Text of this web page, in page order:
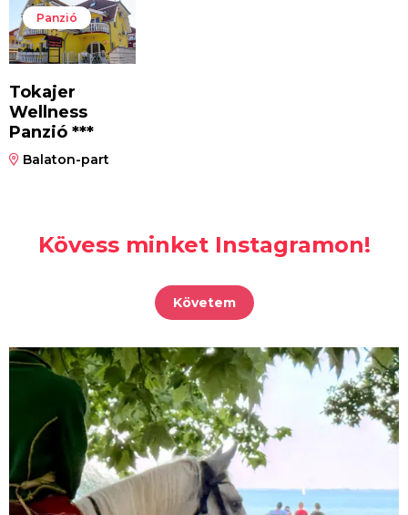
Panzió
Tokajer
Wellness
Panzió ***
Balaton-part
Kövess minket Instagramon!
Követem